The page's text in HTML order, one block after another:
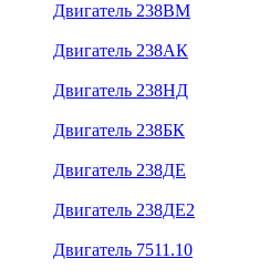
Двигатель 238ВМ
Двигатель 238АК
Двигатель 238НД
Двигатель 238БК
Двигатель 238ДЕ
Двигатель 238ДЕ2
Двигатель 7511.10